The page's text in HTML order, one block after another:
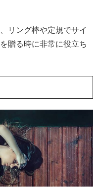
リング棒や定規でサイ
贈る時に非常に役立ち